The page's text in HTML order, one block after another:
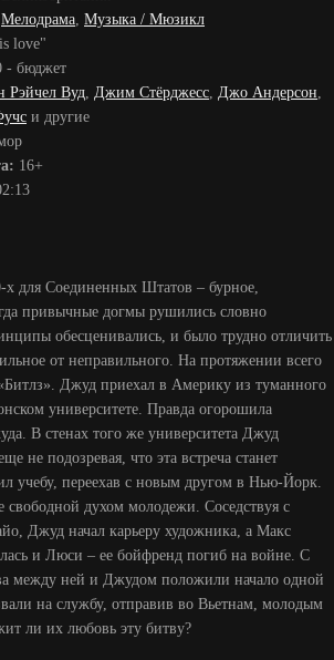
Мелодрама, Музыка / Мюзикл
love"
- бюджет
Рэйчел Вуд, Джим Стёрджесс, Джо Андерсон,
и другие
16+
х для Соединенных Штатов – бурное,
привычные догмы рушились словно
обесценивались, и было трудно отличить
от неправильного. На протяжении всего
Джуд приехал в Америку из туманного
университете. Правда огорошила
В стенах того же университета Джуд
не подозревая, что эта встреча станет
учебу, переехав с новым другом в Нью-Йорк.
духом молодежи. Соседствуя с
Джуд начал карьеру художника, а Макс
и Люси – ее бойфренд погиб на войне. С
между ней и Джудом положили начало одной
на службу, отправив во Вьетнам, молодым
ли их любовь эту битву?